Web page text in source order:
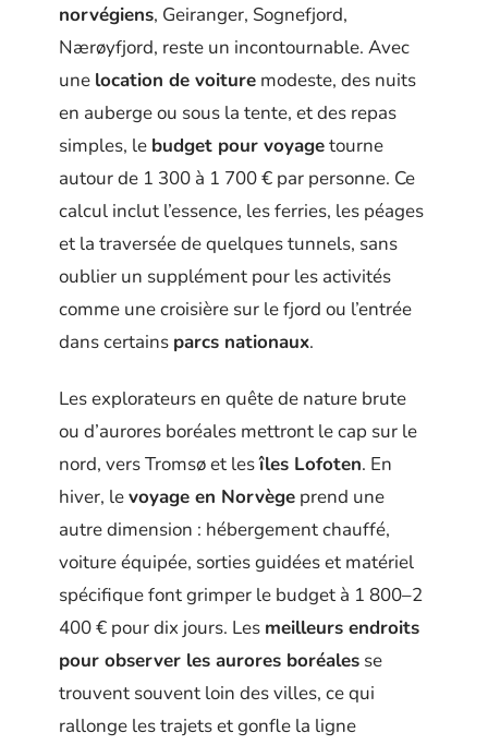
norvégiens, Geiranger, Sognefjord,
Nærøyfjord, reste un incontournable. Avec
une location de voiture modeste, des nuits
en auberge ou sous la tente, et des repas
simples, le budget pour voyagetourne
autour de 1 300 à 1 700 € par personne. Ce
calcul inclut l’essence, les ferries, les péages
et la traversée de quelques tunnels, sans
oublier un supplément pour les activités
comme une croisière sur le fjord ou l’entrée
dans certains parcs nationaux.
Les explorateurs en quête de nature brute
ou d’aurores boréales mettront le cap sur le
nord, vers Tromsø et lesîles Lofoten. En
hiver, levoyage en Norvège prend une
autre dimension : hébergement chauffé,
voiture équipée, sorties guidées et matériel
spécifique font grimper le budget à 1 800–2
400 € pour dix jours. Les meilleurs endroits
pour observer les aurores boréales se
trouvent souvent loin des villes, ce qui
rallonge les trajets et gonfle la ligne